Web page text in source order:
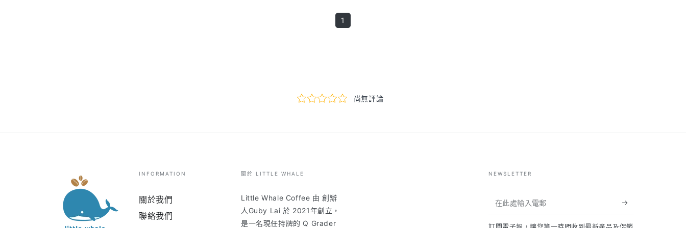
1
INFORMATION
關於我們
聯絡我們
關於 LITTLE WHALE
Little Whale Coffee 由 創辦
人Guby Lai 於 2021年創立，
是一名現任持牌的 Q Grader
NEWSLETTER
在
此